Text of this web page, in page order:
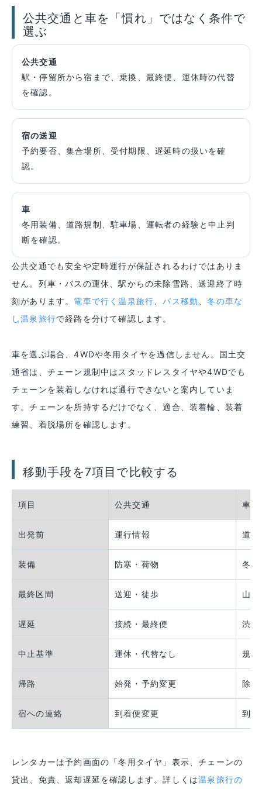
公共交通と車を「慣れ」ではなく条件で
選ぶ
公共交通
駅・停留所から宿まで、乗換、最終便、運休時の代替
を確認。
宿の送迎
予約要否、集合場所、受付期限、遅延時の扱いを確
認。
車
冬用装備、道路規制、駐車場、運転者の経験と中止判
断を確認。
公共交通でも安全や定時運行が保証されるわけではありま
せん。列車・バスの運休、駅からの未除雪路、送迎終了時
刻があります。 電車で行く温泉旅行 、バス移動 、冬の車な
し温泉旅行で経路を分けて確認します。
車を選ぶ場合、4WDや冬用タイヤを過信しません。国土交
通省は、チェーン規制中はスタッドレスタイヤや4WDでも
チェーンを装着しなければ通行できないと案内していま
す。チェーンを所持するだけでなく、適合、装着輪、装着
練習、着脱場所を確認します。
移動手段を7項目で比較する
項目 公共交通 車
出発前 運行情報 道路
装備 防寒・荷物 冬用
最終区間 送迎・徒歩 山
遅延 接続・最終便 渋滞
中止基準 運休・代替なし 規
帰路 始発・予約変更 除雪
宿への連絡 到着便変更 到着
レンタカーは予約画面の「冬用タイヤ」表示、チェーンの
貸出、免責、返却遅延を確認します。詳しくは温泉旅行の